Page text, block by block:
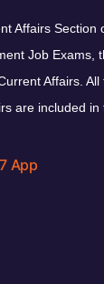
Affairs Section
Job Exams,
Affairs.
are included in
App